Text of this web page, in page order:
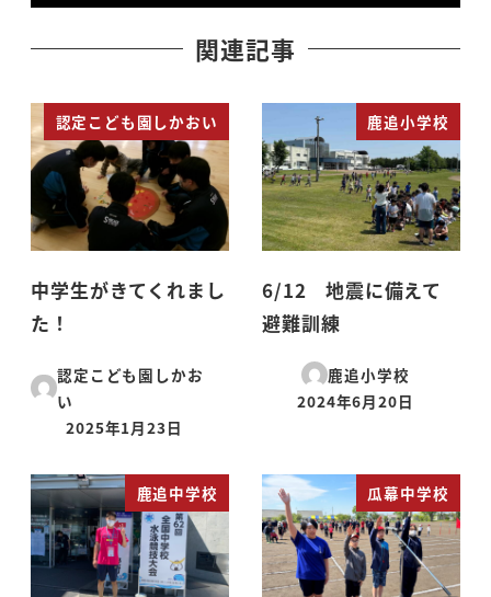
関連記事
認定こども園しかおい
中学生がきてくれまし
た！
認定こども園しかお
い
投稿日
2025年1月23日
鹿追小学校
6/12 地震に備えて
避難訓練
鹿追小学校
投稿日
2024年6月20日
鹿追中学校 瓜幕中学校